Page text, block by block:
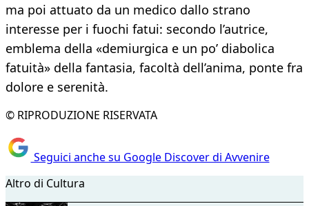
ma poi attuato da un medico dallo strano
interesse per i fuochi fatui: secondo l’autrice,
emblema della «demiurgica e un po’ diabolica
fatuità» della fantasia, facoltà dell’anima, ponte fra
dolore e serenità.
© RIPRODUZIONE RISERVATA
Seguici anche su Google Discover di Avvenire
Altro di Cultura